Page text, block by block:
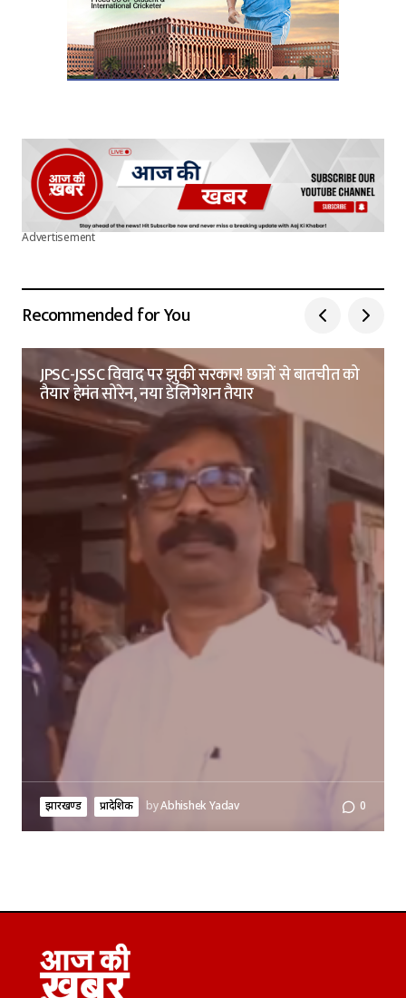
Advertisement
Recommended for You
JPSC-JSSC विवाद पर झुकी सरकार! छात्रों से बातचीत को
तैयार हेमंत सोरेन, नया डेलिगेशन तैयार
झारखण्ड प्रादेशिक byAbhishek Yadav 0